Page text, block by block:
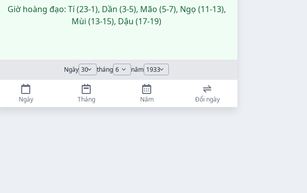
Giờ hoàng đạo: Tí (23-1), Dần (3-5), Mão (5-7), Ngọ (11-13),
Mùi (13-15), Dậu (17-19)
Ngày tháng năm
Ngày Tháng Năm Đổi ngày